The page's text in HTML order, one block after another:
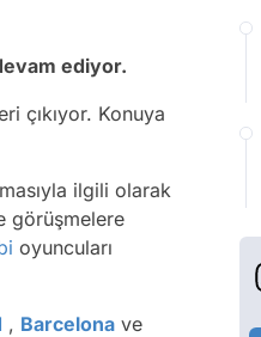
ediyor.
çıkıyor. Konuya
ilgili olarak
görüşmelere
oyuncuları
, Barcelona ve